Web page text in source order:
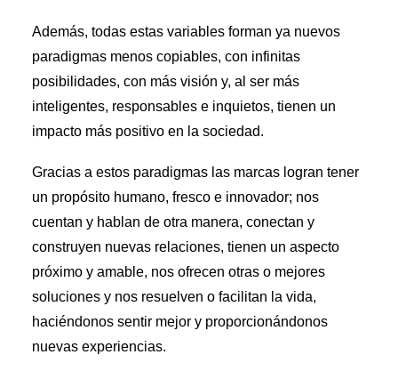
Además, todas estas variables forman ya nuevos
paradigmas menos copiables, con infinitas
posibilidades, con más visión y, al ser más
inteligentes, responsables e inquietos, tienen un
impacto más positivo en la sociedad.
Gracias a estos paradigmas las marcas logran tener
un propósito humano, fresco e innovador; nos
cuentan y hablan de otra manera, conectan y
construyen nuevas relaciones, tienen un aspecto
próximo y amable, nos ofrecen otras o mejores
soluciones y nos resuelven o facilitan la vida,
haciéndonos sentir mejor y proporcionándonos
nuevas experiencias.